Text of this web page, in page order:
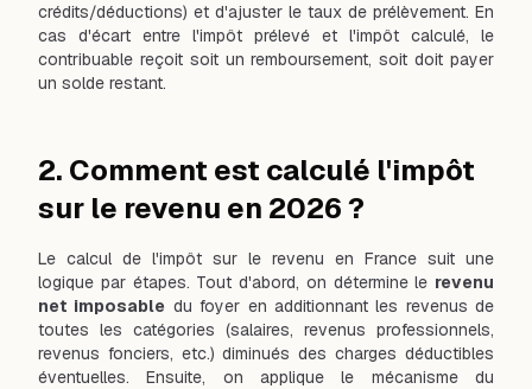
crédits/déductions) et d'ajuster le taux de prélèvement. En
cas d'écart entre l'impôt prélevé et l'impôt calculé, le
contribuable reçoit soit un remboursement, soit doit payer
un solde restant.
2. Comment est calculé l'impôt
sur le revenu en 2026 ?
Le calcul de l'impôt sur le revenu en France suit une
logique par étapes. Tout d'abord, on détermine le revenu
net imposable du foyer en additionnant les revenus de
toutes les catégories (salaires, revenus professionnels,
revenus fonciers, etc.) diminués des charges déductibles
éventuelles. Ensuite, on applique le mécanisme du